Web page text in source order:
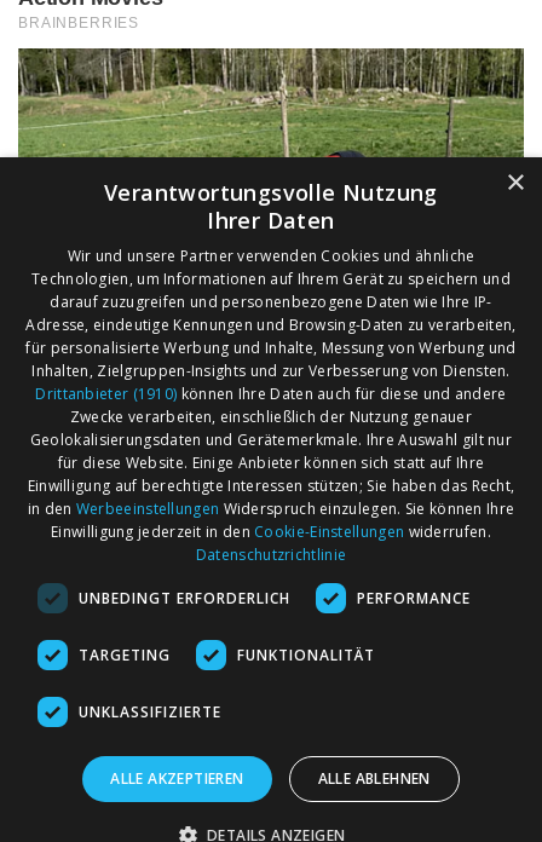
AGB
Impressum
Kontakt
Märkte nach Bundesländern
Märkte nach PLZ
Märkte nach Umkreis
Flohmarkt
×
Verantwortungsvolle Nutzung
Ihrer Daten
Wir und unsere Partner verwenden Cookies und ähnliche
Technologien, um Informationen auf Ihrem Gerät zu speichern und
darauf zuzugreifen und personenbezogene Daten wie Ihre IP-
Adresse, eindeutige Kennungen und Browsing-Daten zu verarbeiten,
für personalisierte Werbung und Inhalte, Messung von Werbung und
Inhalten, Zielgruppen-Insights und zur Verbesserung von Diensten.
Drittanbieter (1910) können Ihre Daten auch für diese und andere
Zwecke verarbeiten, einschließlich der Nutzung genauer
Geolokalisierungsdaten und Gerätemerkmale. Ihre Auswahl gilt nur
für diese Website. Einige Anbieter können sich statt auf Ihre
Einwilligung auf berechtigte Interessen stützen; Sie haben das Recht,
in den Werbeeinstellungen Widerspruch einzulegen. Sie können Ihre
Einwilligung jederzeit in den Cookie-Einstellungen widerrufen.
Datenschutzrichtlinie
UNBEDINGT ERFORDERLICH PERFORMANCE
TARGETING FUNKTIONALITÄT
UNKLASSIFIZIERTE
ALLE AKZEPTIEREN ALLE ABLEHNEN
DETAILS ANZEIGEN